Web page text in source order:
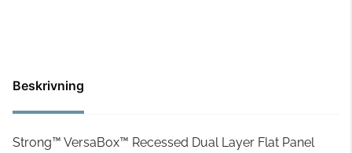
Beskrivning
Strong™ VersaBox™ Recessed Dual Layer Flat Panel